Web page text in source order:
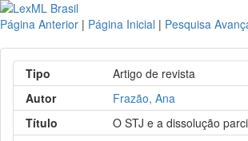
Página Anterior | Página Inicial | Pesquisa
Tipo
Artigo de revista
Autor
Frazão, Ana
Título
O STJ e a dissolução